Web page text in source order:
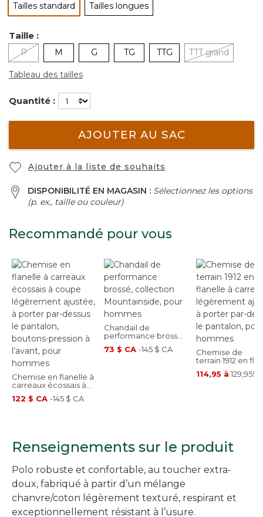
Tailles standard
sélectionné
Tailles longues
Taille :
P M G TG TTG TTT grand
Tableau des tailles
Quantité :
AJOUTER AU SAC
Ajouter à la liste de souhaits
DISPONIBILITÉ EN MAGASIN : Sélectionnez les options
(p. ex., taille ou couleur)
Recommandé pour vous
Chemise en flanelle à
carreaux écossais à
coupe légèrement
ajustée, à porter par-
122 $ CA -145 $ CA
Chandail de
performance brossé,
collection
Mountainside, pour
73 $ CA -145 $ CA
Chemise de
terrain 1912 en
légèrement
114,95 à 129,95$
Renseignements sur le produit
Polo robuste et confortable, au toucher extra-
doux, fabriqué à partir d’un mélange
chanvre/coton légèrement texturé, respirant et
exceptionnellement résistant à l’usure.